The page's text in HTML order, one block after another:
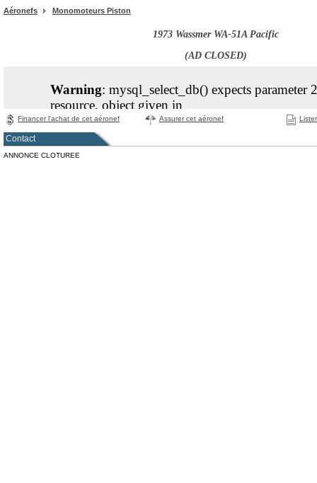
Aéronefs Monomoteurs Piston
1973 Wassmer WA-51A Pacific
(AD CLOSED)
Financer l'achat de cet aéronef Assurer cet aéronef
Contact
ANNONCE CLOTUREE